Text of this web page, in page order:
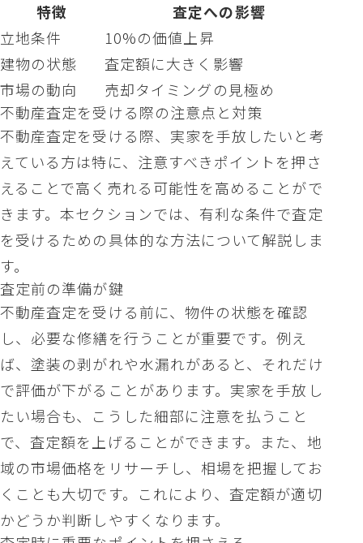
特徴
査定への影響
立地条件
10%の価値上昇
建物の状態
査定額に大きく影響
市場の動向
売却タイミングの見極め
不動産査定を受ける際の注意点と対策
不動産査定を受ける際、実家を手放したいと考
えている方は特に、注意すべきポイントを押さ
えることで高く売れる可能性を高めることがで
きます。本セクションでは、有利な条件で査定
を受けるための具体的な方法について解説しま
す。
査定前の準備が鍵
不動産査定を受ける前に、物件の状態を確認
し、必要な修繕を行うことが重要です。例え
ば、塗装の剥がれや水漏れがあると、それだけ
で評価が下がることがあります。実家を手放し
たい場合も、こうした細部に注意を払うこと
で、査定額を上げることができます。また、地
域の市場価格をリサーチし、相場を把握してお
くことも大切です。これにより、査定額が適切
かどうか判断しやすくなります。